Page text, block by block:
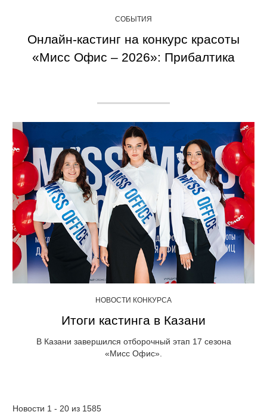
СОБЫТИЯ
Онлайн-кастинг на конкурс красоты
«Мисс Офис – 2026»: Прибалтика
НОВОСТИ КОНКУРСА
Итоги кастинга в Казани
В Казани завершился отборочный этап 17 сезона
«Мисс Офис».
Новости 1 - 20 из 1585